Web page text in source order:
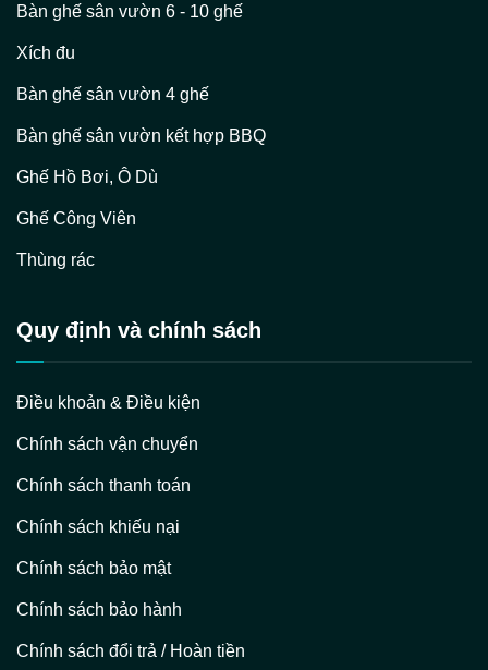
Bàn ghế sân vườn 6 - 10 ghế
Xích đu
Bàn ghế sân vườn 4 ghế
Bàn ghế sân vườn kết hợp BBQ
Ghế Hồ Bơi, Ô Dù
Ghế Công Viên
Thùng rác
Quy định và chính sách
Điều khoản & Điều kiện
Chính sách vận chuyển
Chính sách thanh toán
Chính sách khiếu nại
Chính sách bảo mật
Chính sách bảo hành
Chính sách đổi trả / Hoàn tiền